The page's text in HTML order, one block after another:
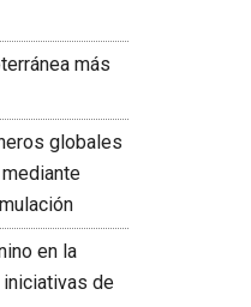
más
globales
en la
iniciativas de